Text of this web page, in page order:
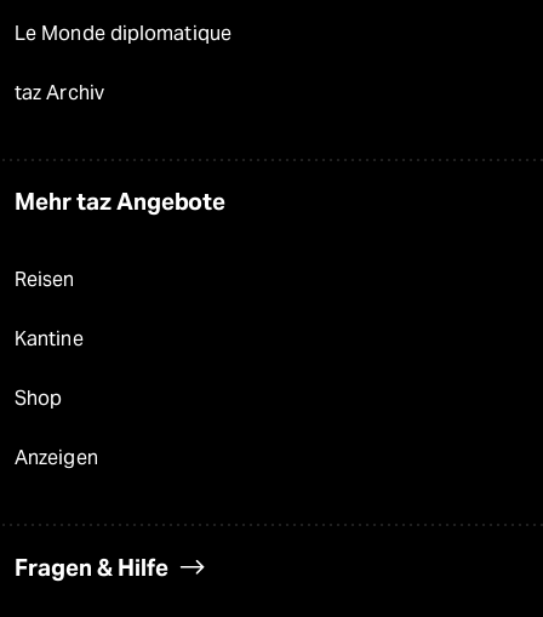
Le Monde diplomatique
taz Archiv
Mehr taz Angebote
Reisen
Kantine
Shop
Anzeigen
Fragen & Hilfe